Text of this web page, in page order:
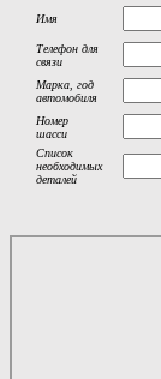
Имя
Телефон для
связи
Марка, год
автомобиля
Номер
шасси
Список
необходимых
деталей